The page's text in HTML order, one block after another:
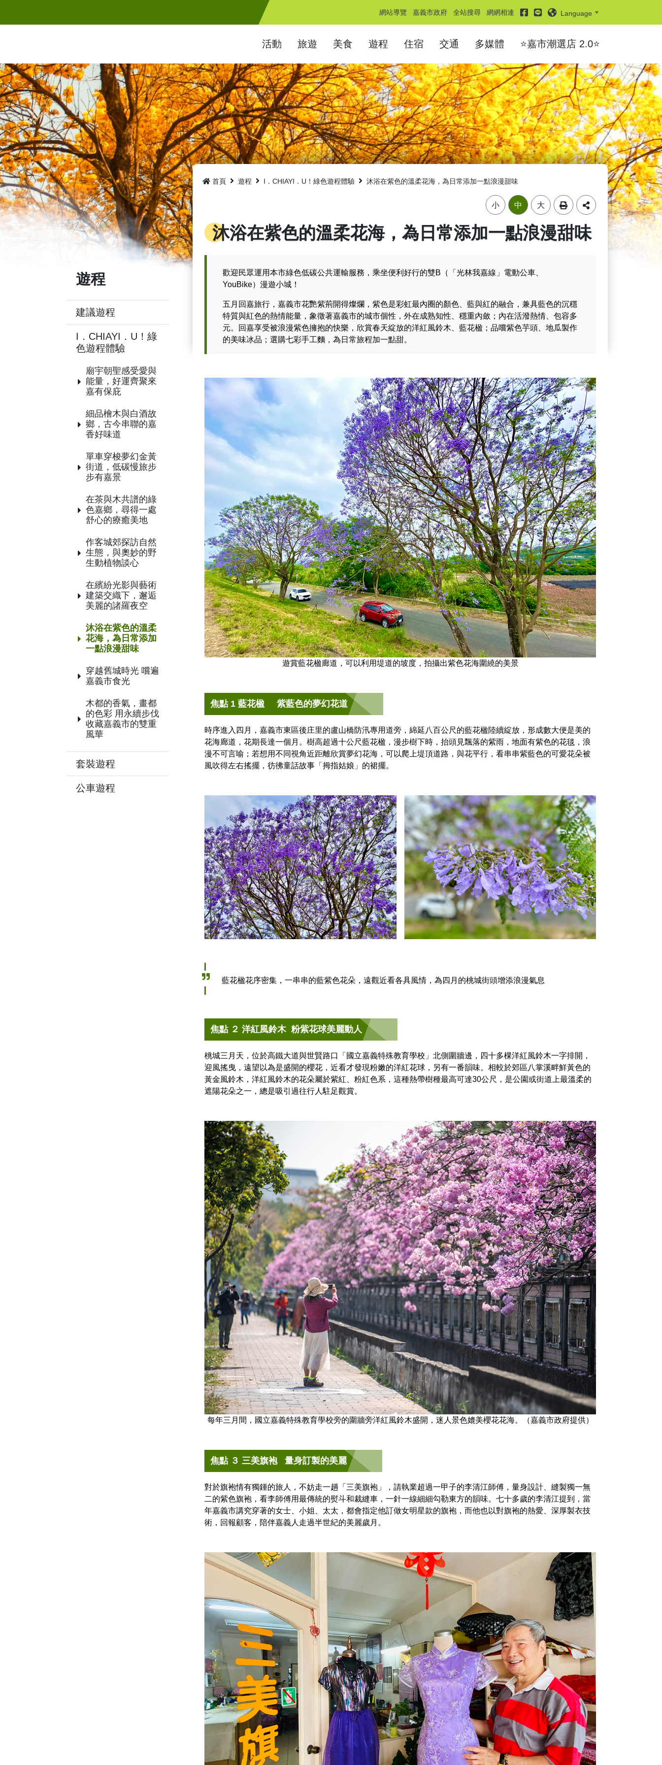
要
網站導覽 嘉義市政府 全站搜尋 網網相連 facebook
line Language
活動 旅遊 美食 遊程 住宿 交通 多媒體 ⭐嘉市潮選店 2.0⭐
遊程
建議遊程
I．CHIAYI．U！綠
色遊程體驗
廟宇朝聖感受愛與
能量，好運齊聚來
嘉有保庇
細品檜木與白酒故
鄉，古今串聯的嘉
香好味道
單車穿梭夢幻金黃
街道，低碳慢旅步
步有嘉景
在茶與木共譜的綠
色嘉鄉，尋得一處
舒心的療癒美地
作客城郊探訪自然
生態，與奧妙的野
生動植物談心
在繽紛光影與藝術
建築交織下，邂逅
美麗的諸羅夜空
沐浴在紫色的溫柔
花海，為日常添加
一點浪漫甜味
穿越舊城時光 嚐遍
嘉義市食光
木都的香氣，畫都
的色彩 用永續步伐
收藏嘉義市的雙重
風華
套裝遊程
公車遊程
首頁 遊程 I．CHIAYI．U！綠色遊程體驗 沐浴在紫色的溫柔花海，為日常添加一點浪漫甜味
小 中 大
沐浴在紫色的溫柔花海，為日常添加一點浪漫甜味
歡迎民眾運用本市綠色低碳公共運輸服務，乘坐便利好行的雙B（「光林我嘉線」電動公車、
YouBike）漫遊小城！
五月回嘉旅行，嘉義市花艷紫荊開得燦爛，紫色是彩虹最內圈的顏色、藍與紅的融合，兼具藍色的沉穩
特質與紅色的熱情能量，象徵著嘉義市的城市個性，外在成熟知性、穩重內斂；內在活潑熱情、包容多
元。回嘉享受被浪漫紫色擁抱的快樂，欣賞春天綻放的洋紅風鈴木、藍花楹；品嚐紫色芋頭、地瓜製作
的美味冰品；選購七彩手工麵，為日常旅程加一點甜。
遊賞藍花楹廊道，可以利用堤道的坡度，拍攝出紫色花海圍繞的美景
焦點 1 藍花楹 紫藍色的夢幻花道
時序進入四月，嘉義市東區後庄里的盧山橋防汛專用道旁，綿延八百公尺的藍花楹陸續綻放，形成數大便是美的
花海廊道，花期長達一個月。樹高超過十公尺藍花楹，漫步樹下時，抬頭見飄落的紫雨，地面有紫色的花毯，浪
漫不可言喻；若想用不同視角近距離欣賞夢幻花海，可以爬上堤頂道路，與花平行，看串串紫藍色的可愛花朵被
風吹得左右搖擺，彷彿童話故事「拇指姑娘」的裙擺。
藍花楹花序密集，一串串的藍紫色花朵，遠觀近看各具風情，為四月的桃城街頭增添浪漫氣息
焦點 ２ 洋紅風鈴木 粉紫花球美麗動人
桃城三月天，位於高鐵大道與世賢路口「國立嘉義特殊教育學校」北側圍牆邊，四十多棵洋紅風鈴木一字排開，
迎風搖曳，遠望以為是盛開的櫻花，近看才發現粉嫩的洋紅花球，另有一番韻味。相較於郊區八掌溪畔鮮黃色的
黃金風鈴木，洋紅風鈴木的花朵屬於紫紅、粉紅色系，這種熱帶樹種最高可達30公尺，是公園或街道上最溫柔的
遮陽花朵之一，總是吸引過往行人駐足觀賞。
每年三月間，國立嘉義特殊教育學校旁的圍牆旁洋紅風鈴木盛開，迷人景色媲美櫻花花海。（嘉義市政府提供）
焦點 ３ 三美旗袍 量身訂製的美麗
對於旗袍情有獨鍾的旅人，不妨走一趟「三美旗袍」，請執業超過一甲子的李清江師傅，量身設計、縫製獨一無
二的紫色旗袍，看李師傅用最傳統的熨斗和裁縫車，一針一線細細勾勒東方的韻味。七十多歲的李清江提到，當
年嘉義市講究穿著的女士、小姐、太太，都會指定他訂做女明星款的旗袍，而他也以對旗袍的熱愛、深厚製衣技
術，回報顧客，陪伴嘉義人走過半世紀的美麗歲月。